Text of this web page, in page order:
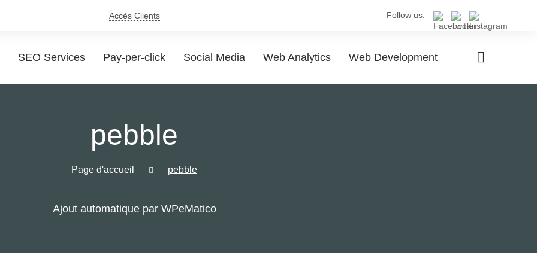
Accès Clients Follow us:
SEO Services Pay-per-click Social Media Web Analytics Web Development
pebble
Page d'accueil pebble
Ajout automatique par WPeMatico